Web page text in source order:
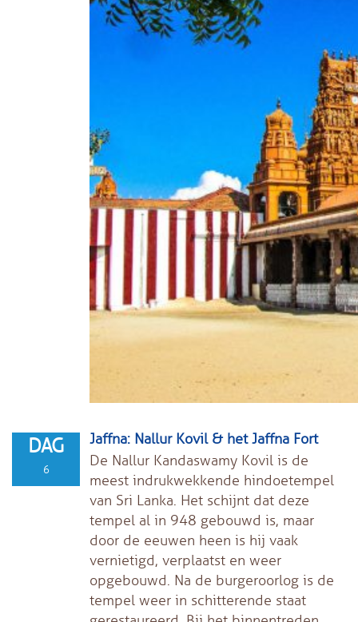
DAG
6
Jaffna: Nallur Kovil & het Jaffna Fort
De Nallur Kandaswamy Kovil is de
meest indrukwekkende hindoetempel
van Sri Lanka. Het schijnt dat deze
tempel al in 948 gebouwd is, maar
door de eeuwen heen is hij vaak
vernietigd, verplaatst en weer
opgebouwd. Na de burgeroorlog is de
tempel weer in schitterende staat